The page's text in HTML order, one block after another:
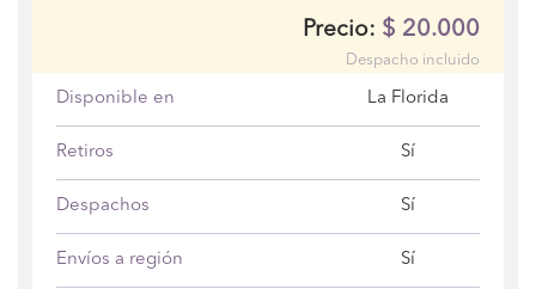
Precio: $ 20.000
Despacho incluido
Disponible en La Florida
Retiros Sí
Despachos Sí
Envíos a región Sí